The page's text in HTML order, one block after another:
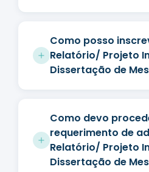
Como posso
Relatório/ Projeto
Dissertação de
Como devo
requerimento de
Relatório/ Projeto
Dissertação de